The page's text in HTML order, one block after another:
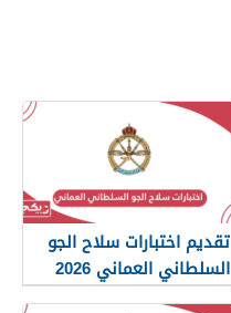
تقديم اختبارات سلاح الجو
السلطاني العماني 2026